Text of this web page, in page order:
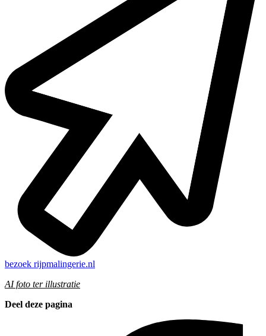
bezoek rijpmalingerie.nl
AI foto ter illustratie
Deel deze pagina